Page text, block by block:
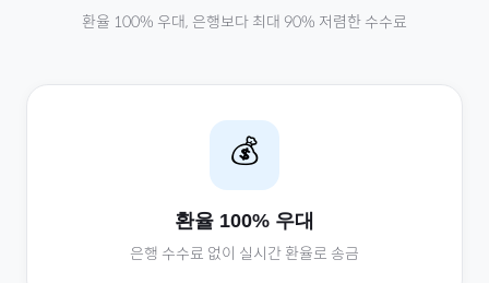
환율 100% 우대, 은행보다 최대 90% 저렴한 수수료
💰
환율 100% 우대
은행 수수료 없이 실시간 환율로 송금